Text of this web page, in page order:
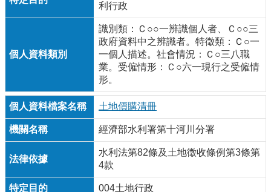
利行政
識別類：Ｃ○○一辨識個人者、Ｃ○○三
政府資料中之辨識者。特徵類：Ｃ○一
一個人描述。社會情況：Ｃ○三八職
業。受僱情形：Ｃ○六一現行之受僱情
形。
土地價購清冊
經濟部水利署第十河川分署
水利法第82條及土地徵收條例第3條第
4款
004土地行政